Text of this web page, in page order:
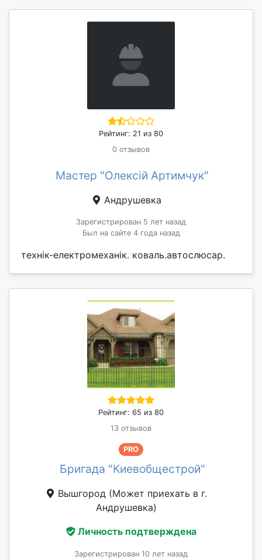
Рейтинг: 21 из 80
0 отзывов
Мастер "Олексій Артимчук"
Андрушевка
Зарегистрирован 5 лет назад
Был на сайте 4 года назад
технік-електромеханік. коваль.автослюсар.
Рейтинг: 65 из 80
13 отзывов
PRO
Бригада "Киевобщестрой"
Вышгород (Может приехать в г.
Андрушевка)
Личность подтверждена
Зарегистрирован 10 лет назад